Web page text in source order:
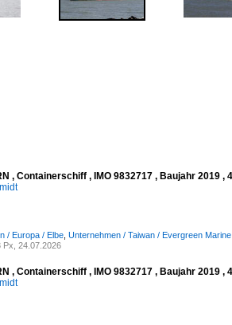
, Containerschiff , IMO 9832717 , Baujahr 2019
/ Europa / Elbe Unternehmen / Taiwan / Evergreen Marine
Px, 24.07.2026
, Containerschiff , IMO 9832717 , Baujahr 2019